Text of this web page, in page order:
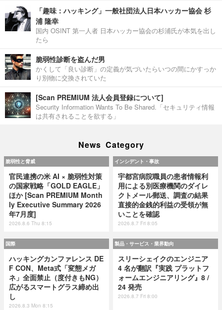
「趣味：ハッキング」一般社団法人日本ハッカー協会 杉
浦 隆幸
国内 OSINT 第一人者 日本ハッカー協会の杉浦氏が本気を出し
たら
脆弱性診断を盗んだ男
かくして「良い診断」の定義が気づいたらいつの間にかすっか
り別物に交換されていた
[Scan PREMIUM 法人会員登録について]
Security Information Wants To Be Shared.「セキュリティ情報
は共有されることを欲する」
News Category
脆弱性と脅威
官民連携の米 AI × 脆弱性対策
の国家戦略「GOLD EAGLE」
ほか [Scan PREMIUM Month
ly Executive Summary 2026
年7月度]
2026.8.6 Thu 8:15
インシデント・事故
宇都宮病院職員の患者情報利
用による別医療機関のダイレ
クトメール郵送、調査の結果
直接的金銭的利益の受領が無
いことを確認
2026.8.7 Fri 8:05
国際
ハッキングカンファレンス DE
F CON、Meta式「変態メガ
ネ」全面禁止（度付きもNG）
広がるスマートグラス締め出
し
2026.8.3 Mon 8:15
製品・サービス・業界動向
スリーシェイクのエンジニア
4 名が翻訳『実践 プラットフ
ォームエンジニアリング』8 /
24 発売
2026.8.7 Fri 8:00